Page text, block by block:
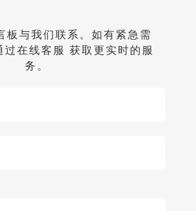
板与我们联系。如有紧急需
过在线客服 获取更实时的服
务。